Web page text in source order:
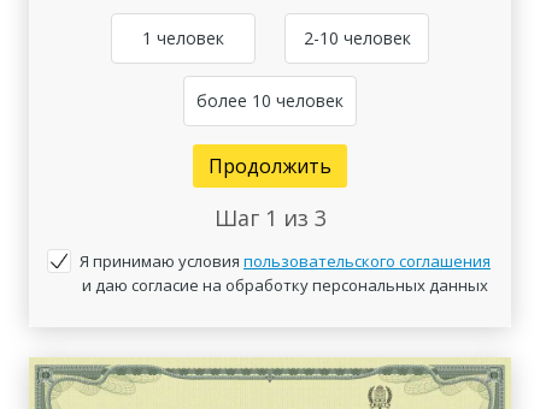
1 человек 2-10 человек
более 10 человек
Продолжить
Шаг 1 из 3
Я принимаю условия пользовательского соглашения
и даю согласие на обработку персональных данных